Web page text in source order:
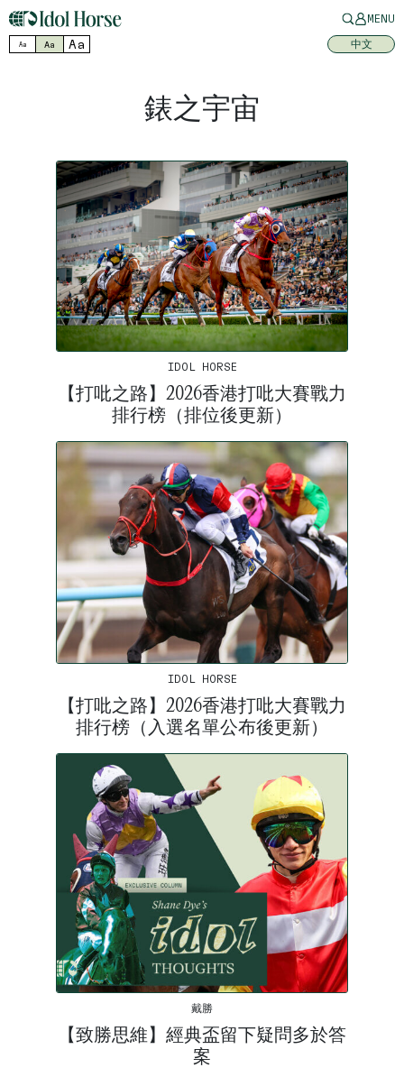
MENU
Aa Aa Aa 中文
錶之宇宙
IDOL HORSE
【打吡之路】2026香港打吡大賽戰力
排行榜（排位後更新）
IDOL HORSE
【打吡之路】2026香港打吡大賽戰力
排行榜（入選名單公布後更新）
戴勝
【致勝思維】經典盃留下疑問多於答
案